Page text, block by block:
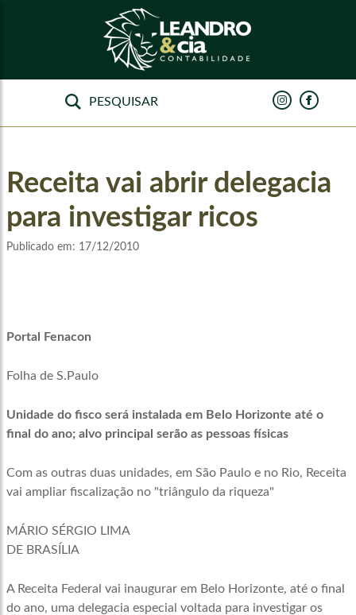
Receita vai abrir delegacia
para investigar ricos
Publicado em: 17/12/2010
Portal Fenacon
Folha de S.Paulo
Unidade do fisco será instalada em Belo Horizonte até o
final do ano; alvo principal serão as pessoas físicas
Com as outras duas unidades, em São Paulo e no Rio, Receita
vai ampliar fiscalização no "triângulo da riqueza"
MÁRIO SÉRGIO LIMA
DE BRASÍLIA
A Receita Federal vai inaugurar em Belo Horizonte, até o final
do ano, uma delegacia especial voltada para investigar os